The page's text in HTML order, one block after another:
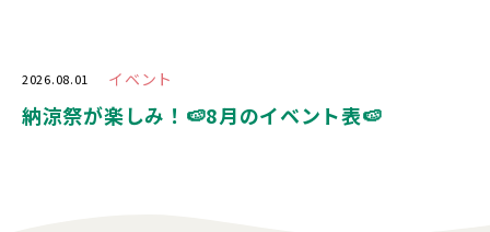
2026.08.01 イベント
納涼祭が楽しみ！🍉8月のイベント表🍉